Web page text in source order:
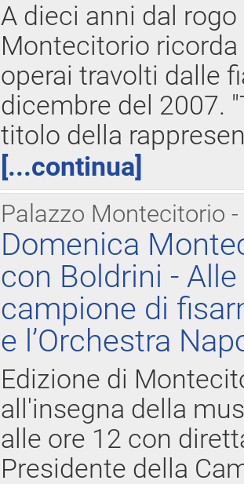
A dieci anni dal
Montecitorio
operai travolti dalle
dicembre del 2007.
titolo della
[...continua]
Palazzo Montecitorio
Domenica
con Boldrini -
campione di
e l’Orchestra
Edizione di
all'insegna della
alle ore 12 con
Presidente della